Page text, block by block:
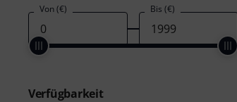
Von (€) Bis (€)
Verfügbarkeit